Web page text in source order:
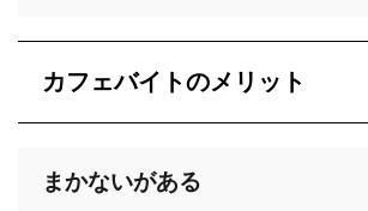
カフェバイトのメリット
まかないがある